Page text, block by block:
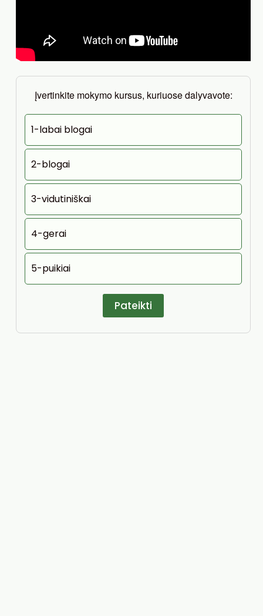
Įvertinkite mokymo kursus, kuriuose dalyvavote:
1-labai blogai
2-blogai
3-vidutiniškai
4-gerai
5-puikiai